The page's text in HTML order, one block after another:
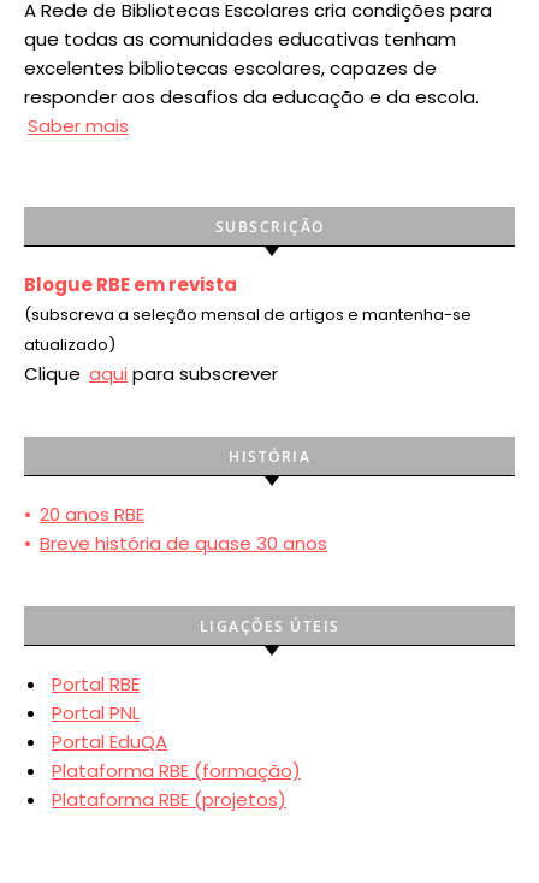
A Rede de Bibliotecas Escolares cria condições para
que todas as comunidades educativas tenham
excelentes bibliotecas escolares, capazes de
responder aos desafios da educação e da escola.
Saber mais
SUBSCRIÇÃO
Blogue RBE em revista
(subscreva a seleção mensal de artigos e mantenha-se
atualizado)
Clique aqui para subscrever
HISTÓRIA
• 20 anos RBE
• Breve história de quase 30 anos
LIGAÇÕES ÚTEIS
Portal RBE
Portal PNL
Portal EduQA
Plataforma RBE (formação)
Plataforma RBE (projetos)